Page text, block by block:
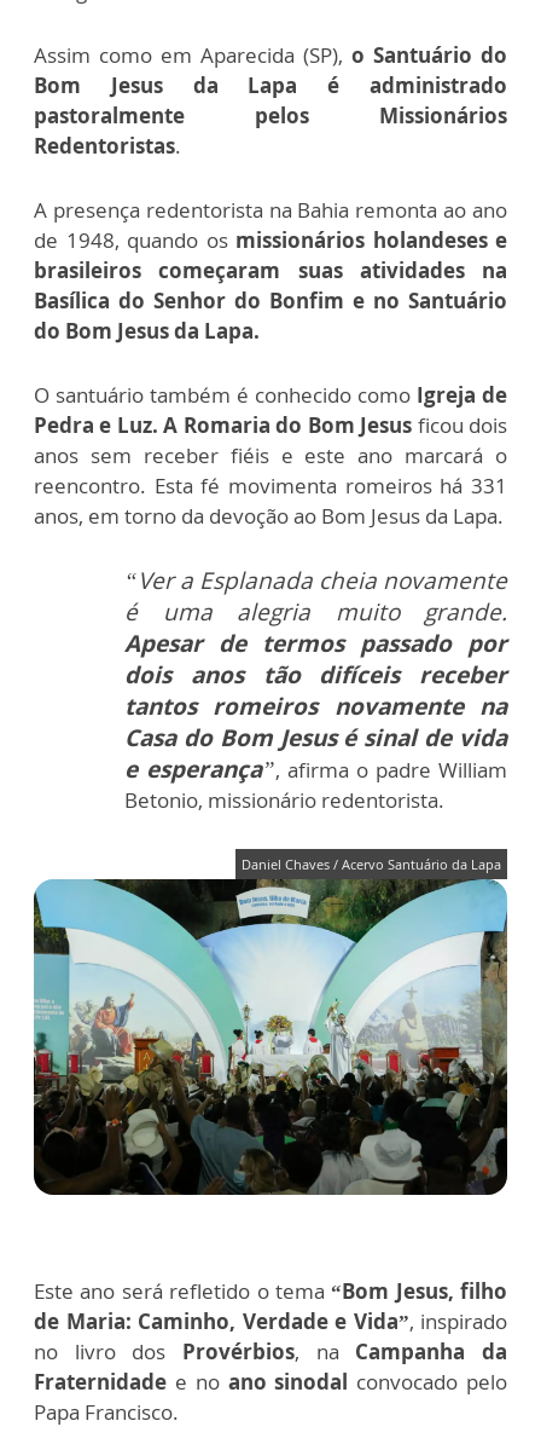
Assim como em Aparecida (SP), o Santuário do
Bom Jesus da Lapa é administrado
pastoralmente pelos Missionários
Redentoristas.
A presença redentorista na Bahia remonta ao ano
de 1948, quando osmissionários holandeses e
brasileiros começaram suas atividades na
Basílica do Senhor do Bonfim e no Santuário
do Bom Jesus da Lapa.
O santuário também é conhecido como Igreja de
Pedra e Luz. A Romaria do Bom Jesus ficou dois
anos sem receber fiéis e este ano marcará o
reencontro. Esta fé movimenta romeiros há 331
anos, em torno da devoção ao Bom Jesus da Lapa.
“Ver a Esplanada cheia novamente
é uma alegria muito grande.
Apesar de termos passado por
dois anos tão difíceis receber
tantos romeiros novamente na
Casa do Bom Jesus é sinal de vida
e esperança”, afirma o padre William
Betonio, missionário redentorista.
Daniel Chaves / Acervo Santuário da Lapa
Este ano será refletido o tema“Bom Jesus, filho
de Maria: Caminho, Verdade e Vida”, inspirado
no livro dos Provérbios, na Campanha da
Fraternidade e no ano sinodal convocado pelo
Papa Francisco.